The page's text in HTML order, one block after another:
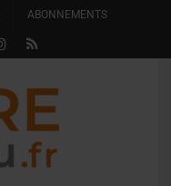
ABONNEMENTS